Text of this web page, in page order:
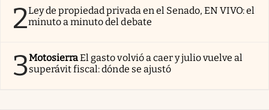
2Ley de propiedad privada en el Senado, EN VIVO: el
minuto a minuto del debate
3MotosierraEl gasto volvió a caer y julio vuelve al
superávit fiscal: dónde se ajustó